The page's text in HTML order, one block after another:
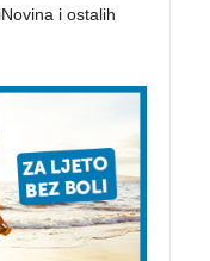
i ostalih